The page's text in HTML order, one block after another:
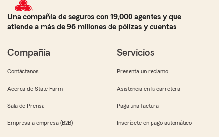
Una compañía de seguros con 19,000 agentes y que
atiende a más de 96 millones de pólizas y cuentas
Compañía
Contáctanos
Acerca de State Farm
Sala de Prensa
Empresa a empresa (B2B)
Servicios
Presenta un reclamo
Asistencia en la carretera
Paga una factura
Inscríbete en pago automático